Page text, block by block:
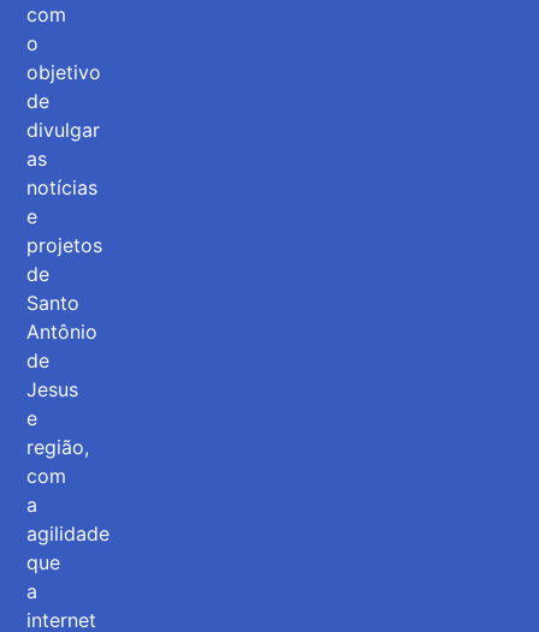
com
o
objetivo
de
divulgar
as
notícias
e
projetos
de
Santo
Antônio
de
Jesus
e
região,
com
a
agilidade
que
a
internet